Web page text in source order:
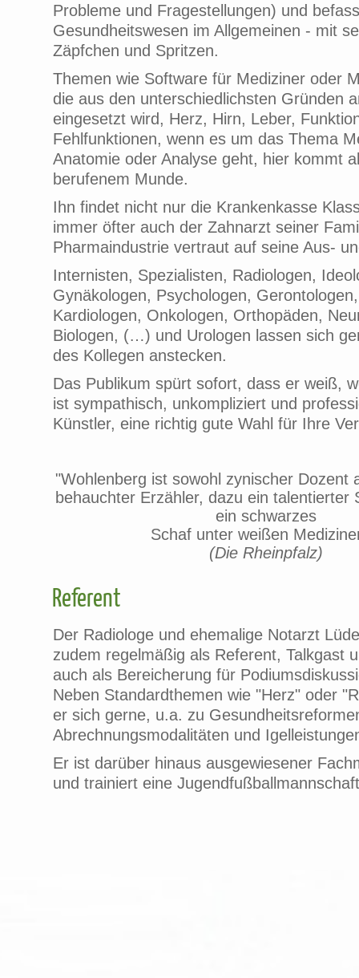
Probleme und Fragestellungen) und
Gesundheitswesen im Allgemeinen - mit
Zäpfchen und Spritzen.
Themen wie Software für Mediziner oder
die aus den unterschiedlichsten Gründen
eingesetzt wird, Herz, Hirn, Leber,
Fehlfunktionen, wenn es um das Thema
Anatomie oder Analyse geht, hier kommt
berufenem Munde.
Ihn findet nicht nur die Krankenkasse
immer öfter auch der Zahnarzt seiner
Pharmaindustrie vertraut auf seine Aus-
Internisten, Spezialisten, Radiologen,
Gynäkologen, Psychologen,
Kardiologen, Onkologen, Orthopäden,
Biologen, (…) und Urologen lassen sich
des Kollegen anstecken.
Das Publikum spürt sofort, dass er weiß,
ist sympathisch, unkompliziert und
Künstler, eine richtig gute Wahl für Ihre
"Wohlenberg ist sowohl zynischer Dozent
behauchter Erzähler, dazu ein talentierter
ein schwarzes
Schaf unter weißen
(Die Rheinpfalz)
Referent
Der Radiologe und ehemalige Notarzt
zudem regelmäßig als Referent, Talkgast
auch als Bereicherung für
Neben Standardthemen wie "Herz" oder
er sich gerne, u.a. zu
Abrechnungsmodalitäten und
Er ist darüber hinaus ausgewiesener
und trainiert eine